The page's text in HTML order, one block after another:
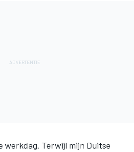
werkdag. Terwijl mijn Duitse